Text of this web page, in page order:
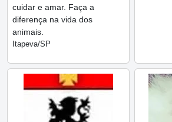
cuidar e amar. Faça a
diferença na vida dos
animais.
Itapeva/SP